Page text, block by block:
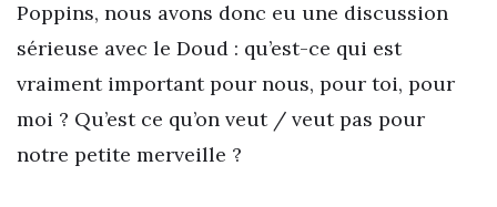
Poppins, nous avons donc eu une discussion
sérieuse avec le Doud : qu’est-ce qui est
vraiment important pour nous, pour toi, pour
moi ? Qu’est ce qu’on veut / veut pas pour
notre petite merveille ?